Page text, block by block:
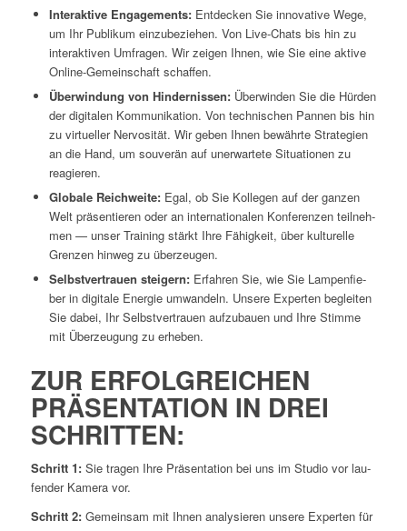
Inter­ak­ti­ve Enga­ge­ments:Ent­de­cken Sie inno­va­ti­ve Wege,
um Ihr Publi­kum ein­zu­be­zie­hen. Von Live-Chats bis hin zu
inter­ak­ti­ven Umfra­gen. Wir zei­gen Ihnen, wie Sie eine akti­ve
Online-Gemein­schaft schaffen.
Über­win­dung von Hin­der­nis­sen:Über­win­den Sie die Hür­den
der digi­ta­len Kom­mu­ni­ka­ti­on. Von tech­ni­schen Pan­nen bis hin
zu vir­tu­el­ler Ner­vo­si­tät. Wir geben Ihnen bewähr­te Stra­te­gien
an die Hand, um sou­ve­rän auf uner­war­te­te Situa­tio­nen zu
reagieren.
Glo­ba­le Reich­wei­te:Egal, ob Sie Kol­le­gen auf der gan­zen
Welt prä­sen­tie­ren oder an inter­na­tio­na­len Kon­fe­ren­zen teil­neh­
men — unser Trai­ning stärkt Ihre Fähig­keit, über kul­tu­rel­le
Gren­zen hin­weg zu überzeugen.
Selbst­ver­trau­en stei­gern:Erfah­ren Sie, wie Sie Lam­pen­fie­
ber in digi­ta­le Ener­gie umwan­deln. Unse­re Exper­ten beglei­ten
Sie dabei, Ihr Selbst­ver­trau­en auf­zu­bau­en und Ihre Stim­me
mit Über­zeu­gung zu erheben.
ZUR ERFOLG­REI­CHEN
PRÄ­SEN­TA­TI­ON IN DREI
SCHRITTEN:
Schritt 1: Sie tra­gen Ihre Prä­sen­ta­ti­on bei uns im Stu­dio vor lau­
fen­der Kame­ra vor.
Schritt 2: Gemein­sam mit Ihnen ana­ly­sie­ren unse­re Exper­ten für